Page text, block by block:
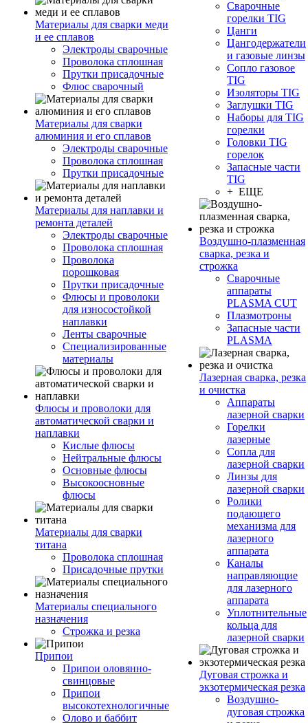
Материалы для сварки меди
и ее сплавов
Электроды сварочные
Проволока сплошная
Прутки присадочные
Флюс сварочный
Материалы для сварки
алюминия и его сплавов
Электроды сварочные
Проволока сплошная
Прутки присадочные
Материалы для наплавки и
ремонта деталей
Электроды сварочные
Проволока сплошная
Проволока
порошковая
Прутки присадочные
Флюсы и проволоки
для износостойкой
наплавки
Ленты сварочные
Специализированные
материалы
Флюсы и проволоки для
автоматической сварки и
наплавки
Кислые флюсы
Нейтральные флюсы
Основные флюсы
Высокоосновные
флюсы
Материалы для сварки
титана
Проволока сплошная
Присадочные прутки
Материалы специального
назначения
Строжка и резка
Припои
Припои оловянно-
свинцовые
Припои
высокотехнологичные
Олово и баббит
Сварочные
горелки TIG
Цанги
Цангодержатели
и газовые линзы
Сопло газовое
TIG
Изоляторы TIG
Заглушки TIG
Наборы для TIG
горелки
Головки TIG
горелок
Запасные части
TIG
+ ЕЩЕ
Воздушно-плазменная
сварка, резка и
строжка
Сварочные
аппараты
PLASMA CUT
Плазмотроны
Запасные части
PLASMA
Лазерная сварка, резка
и очистка
Аппараты
лазерной сварки
Горелки
лазерные
Сопла для
лазерной сварки
Линзы для
лазерной сварки
Ролики
подающего
механизма для
лазерного
аппарата
Каналы
направляющие
для лазерного
аппарата
Уплотнительные
кольца для
лазерной сварки
Дуговая строжка и
экзотермическая резка
Воздушно-
дуговая строжка